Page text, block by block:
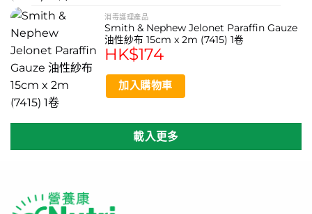
消毒護理產品
Smith & Nephew Jelonet Paraffin Gauze
油性紗布 15cm x 2m (7415) 1卷
HK$174
加入購物車
載入更多